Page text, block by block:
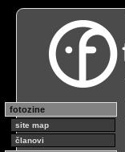
fotozine
site map
članovi